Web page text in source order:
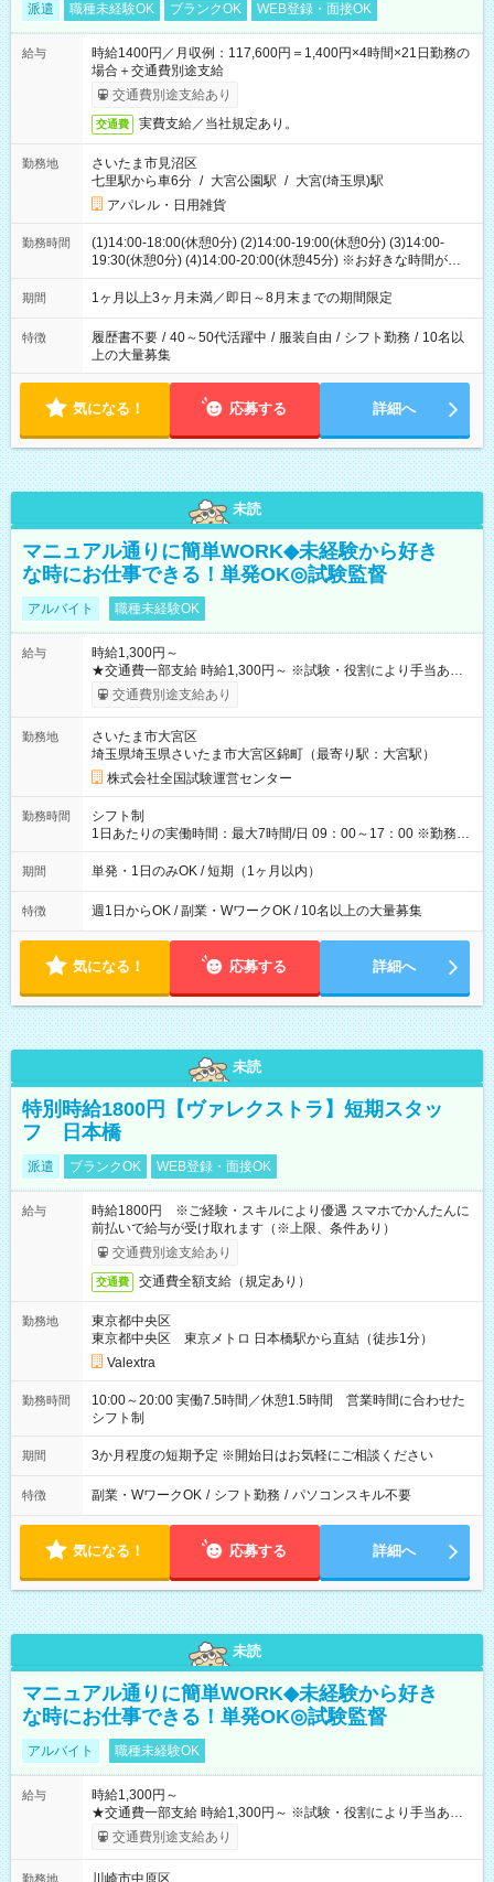
派遣 職種未経験OK ブランクOK WEB登録・面接OK
給与
時給1400円／月収例：117,600円＝1,400円×4時間×21日勤務の
場合＋交通費別途支給
交通費別途支給あり
交通費 実費支給／当社規定あり。
勤務地
さいたま市見沼区
七里駅から車6分 / 大宮公園駅 / 大宮(埼玉県)駅
アパレル・日用雑貨
勤務時間
(1)14:00-18:00(休憩0分) (2)14:00-19:00(休憩0分) (3)14:00-
19:30(休憩0分) (4)14:00-20:00(休憩45分) ※お好きな時間が選べ
ます
期間 1ヶ月以上3ヶ月未満／即日～8月末までの期間限定
特徴 履歴書不要 / 40～50代活躍中 / 服装自由 / シフト勤務 / 10名以
上の大量募集
気になる！ 応募する 詳細へ
未読
マニュアル通りに簡単WORK◆未経験から好き
な時にお仕事できる！単発OK◎試験監督
アルバイト 職種未経験OK
給与
時給1,300円～
★交通費一部支給 時給1,300円～ ※試験・役割により手当あり
※勤務回数により昇給あり 【即給（前払い）オプションあ
り！】 希望される場合、勤務から1週間ほどで給与の一部を受け
例】 ・河合塾模擬試験 8:30～17:30（休憩1時間） 時給1,300円
×8時間＝日収10,400円＋交通費 ※当日の役割により時給＋100
円の場合あり ・国家試験 7:00～13:30（休憩なし） 時給1,300
円（役割手当＋100円）×6時間＝日収8,400円＋交通費 【試用期
間】試用期間なし
交通費別途支給あり
勤務地
さいたま市大宮区
埼玉県埼玉県さいたま市大宮区錦町（最寄り駅：大宮駅）
株式会社全国試験運営センター
勤務時間
シフト制
1日あたりの実働時間：最大7時間/日 09：00～17：00 ※勤務時
間は 試験により異なります。
期間 単発・1日のみOK / 短期（1ヶ月以内）
特徴 週1日からOK / 副業・WワークOK / 10名以上の大量募集
気になる！ 応募する 詳細へ
未読
特別時給1800円【ヴァレクストラ】短期スタッ
フ 日本橋
派遣 ブランクOK WEB登録・面接OK
給与
時給1800円 ※ご経験・スキルにより優遇 スマホでかんたんに
前払いで給与が受け取れます（※上限、条件あり）
交通費別途支給あり
交通費 交通費全額支給（規定あり）
勤務地
東京都中央区
東京都中央区 東京メトロ 日本橋駅から直結（徒歩1分）
Valextra
勤務時間
10:00～20:00 実働7.5時間／休憩1.5時間 営業時間に合わせた
シフト制
期間 3か月程度の短期予定 ※開始日はお気軽にご相談ください
特徴 副業・WワークOK / シフト勤務 / パソコンスキル不要
気になる！ 応募する 詳細へ
未読
マニュアル通りに簡単WORK◆未経験から好き
な時にお仕事できる！単発OK◎試験監督
アルバイト 職種未経験OK
給与
時給1,300円～
★交通費一部支給 時給1,300円～ ※試験・役割により手当あり
※勤務回数により昇給あり 【即給（前払い）オプションあ
り！】 希望される場合、勤務から1週間ほどで給与の一部を受け
交通費別途支給あり
勤務地 川崎市中原区